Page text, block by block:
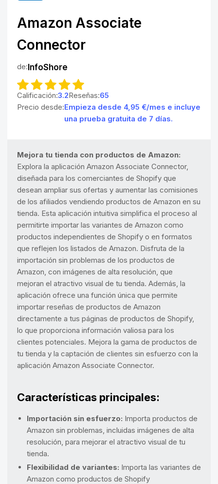
Amazon Associate
Connector
de:InfoShore
Calificación:3.2Reseñas:65
Precio desde:Empieza desde 4,95 €/mes e incluye
una prueba gratuita de 7 días.
Mejora tu tienda con productos de Amazon:
Explora la aplicación Amazon Associate Connector,
diseñada para los comerciantes de Shopify que
desean ampliar sus ofertas y aumentar las comisiones
de los afiliados vendiendo productos de Amazon en su
tienda. Esta aplicación intuitiva simplifica el proceso al
permitirte importar las variantes de Amazon como
productos independientes de Shopify o en formatos
que reflejen los listados de Amazon. Disfruta de la
importación sin problemas de los productos de
Amazon, con imágenes de alta resolución, que
mejoran el atractivo visual de tu tienda. Además, la
aplicación ofrece una función única que permite
importar reseñas de productos de Amazon
directamente a tus páginas de productos de Shopify,
lo que proporciona información valiosa para los
clientes potenciales. Mejora la gama de productos de
tu tienda y la captación de clientes sin esfuerzo con la
aplicación Amazon Associate Connector.
Características principales:
Importación sin esfuerzo: Importa productos de
Amazon sin problemas, incluidas imágenes de alta
resolución, para mejorar el atractivo visual de tu
tienda.
Flexibilidad de variantes: Importa las variantes de
Amazon como productos de Shopify